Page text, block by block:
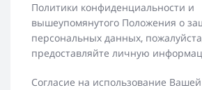
Политики конфиденциальности и
вышеупомянутого Положения о
персональных данных,
предоставляйте личную
Согласие на использование